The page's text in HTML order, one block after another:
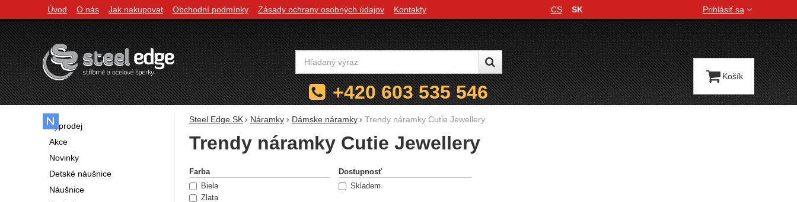
Steel Edge SK Náramky Dámske náramky Trendy náramky Cutie Jewellery
Trendy náramky Cutie Jewellery
Filtrovanie podľa parametrov
Farba
Biela
Zlata
Dostupnosť
Skladem
Výprodej
Akce
Novinky
Detské náušnice
Náušnice
Navigácia
Úvod O nás Jak nakupovat Obchodní podmínky Zásady ochrany osobných údajov Kontakty
Jazyková verzia
CS SK Prihlásiť sa
Vyhľadávanie
+420 603 535 546
Košík